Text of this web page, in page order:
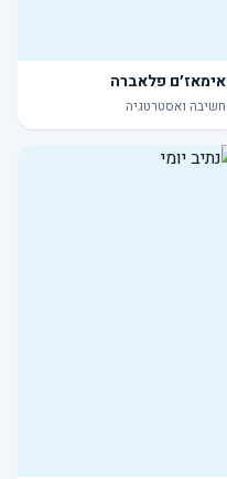
אימאז׳ם פלאברה
חשיבה ואסטרטגיה